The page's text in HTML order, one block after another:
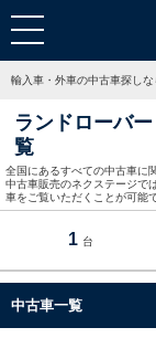
輸入車・外車の中古車探しな
ランドローバ
覧
全国にあるすべての中古車に
中古車販売のネクステージで
車をご覧いただくことが可能で
1 台
中古車一覧